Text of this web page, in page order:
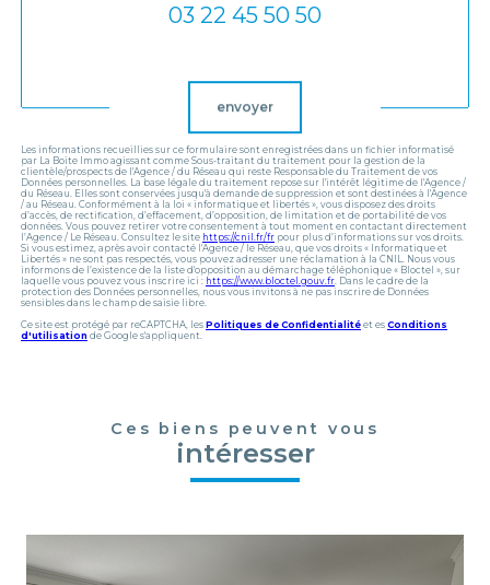
03 22 45 50 50
envoyer
Les informations recueillies sur ce formulaire sont enregistrées dans un fichier informatisé
par La Boite Immo agissant comme Sous-traitant du traitement pour la gestion de la
clientèle/prospects de l'Agence / du Réseau qui reste Responsable du Traitement de vos
Données personnelles. La base légale du traitement repose sur l'intérêt légitime de l'Agence /
du Réseau. Elles sont conservées jusqu'à demande de suppression et sont destinées à l'Agence
/ au Réseau. Conformément à la loi « informatique et libertés », vous disposez des droits
d’accès, de rectification, d’effacement, d’opposition, de limitation et de portabilité de vos
données. Vous pouvez retirer votre consentement à tout moment en contactant directement
l’Agence / Le Réseau. Consultez le site https://cnil.fr/fr pour plus d’informations sur vos droits.
Si vous estimez, après avoir contacté l'Agence / le Réseau, que vos droits « Informatique et
Libertés » ne sont pas respectés, vous pouvez adresser une réclamation à la CNIL. Nous vous
informons de l’existence de la liste d'opposition au démarchage téléphonique « Bloctel », sur
laquelle vous pouvez vous inscrire ici : https://www.bloctel.gouv.fr . Dans le cadre de la
protection des Données personnelles, nous vous invitons à ne pas inscrire de Données
sensibles dans le champ de saisie libre.
Ce site est protégé par reCAPTCHA, les Politiques de Confidentialité et es Conditions
d'utilisation de Google s'appliquent.
Ces biens peuvent vous
intéresser